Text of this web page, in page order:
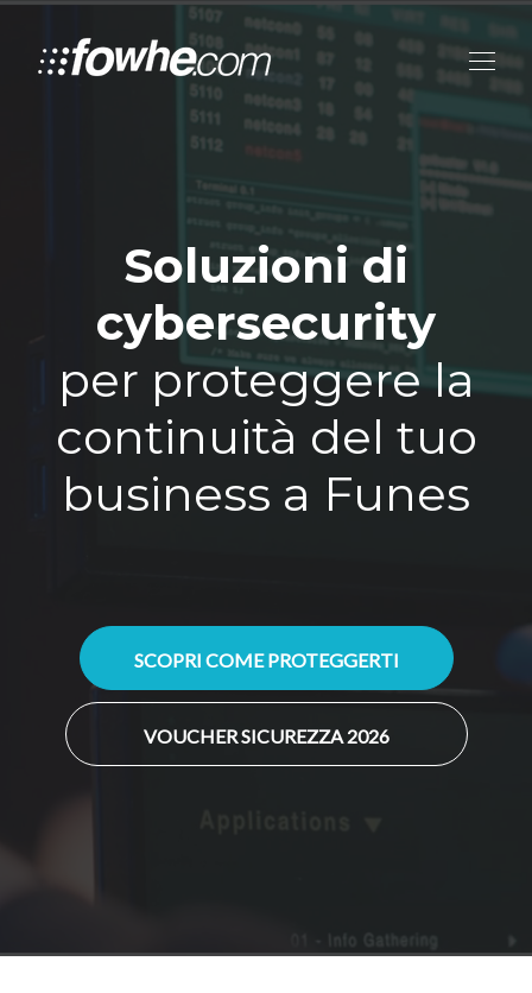
Soluzioni di
cybersecurity
per proteggere la
continuità del tuo
business a Funes
SCOPRI COME PROTEGGERTI
VOUCHER SICUREZZA 2026